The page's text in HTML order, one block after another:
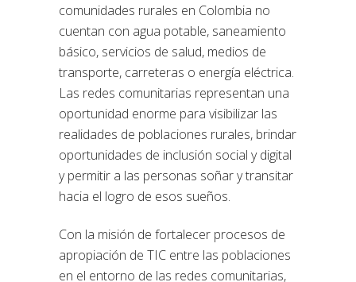
comunidades rurales en Colombia no
cuentan con agua potable, saneamiento
básico, servicios de salud, medios de
transporte, carreteras o energía eléctrica.
Las redes comunitarias representan una
oportunidad enorme para visibilizar las
realidades de poblaciones rurales, brindar
oportunidades de inclusión social y digital
y permitir a las personas soñar y transitar
hacia el logro de esos sueños.
Con la misión de fortalecer procesos de
apropiación de TIC entre las poblaciones
en el entorno de las redes comunitarias,